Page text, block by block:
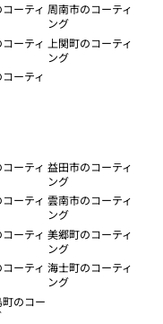
ーティ 周南市のコーティ
ング
ーティ 上関町のコーティ
ング
ーティ
ーティ 益田市のコーティ
ング
ーティ 雲南市のコーティ
ング
ーティ 美郷町のコーティ
ング
ーティ 海士町のコーティ
ング
のコー